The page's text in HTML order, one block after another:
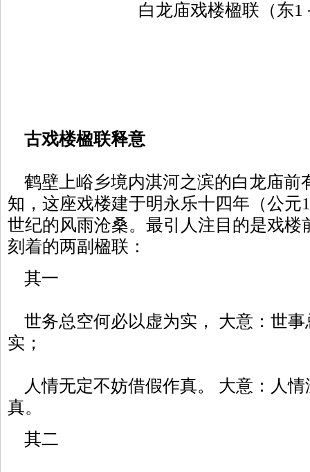
白龙庙戏楼楹联（东1
古戏楼楹联释意
鹤壁上峪乡境内淇河之滨的白龙庙前
知，这座戏楼建于明永乐十四年（公元
世纪的风雨沧桑。最引人注目的是戏楼
刻着的两副楹联：
其一
世务总空何必以虚为实， 大意：世
实；
人情无定不妨借假作真。 大意：人
真。
其二